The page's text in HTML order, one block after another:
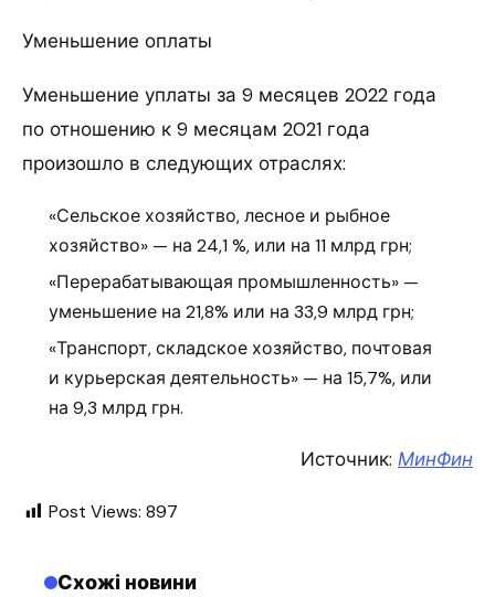
Уменьшение оплаты
Уменьшение уплаты за 9 месяцев 2022 года
по отношению к 9 месяцам 2021 года
произошло в следующих отраслях:
«Сельское хозяйство, лесное и рыбное
хозяйство» — на 24,1 %, или на 11 млрд грн;
«Перерабатывающая промышленность» —
уменьшение на 21,8% или на 33,9 млрд грн;
«Транспорт, складское хозяйство, почтовая
и курьерская деятельность» — на 15,7%, или
на 9,3 млрд грн.
Источник: МинФин
Post Views: 897
Схожі новини